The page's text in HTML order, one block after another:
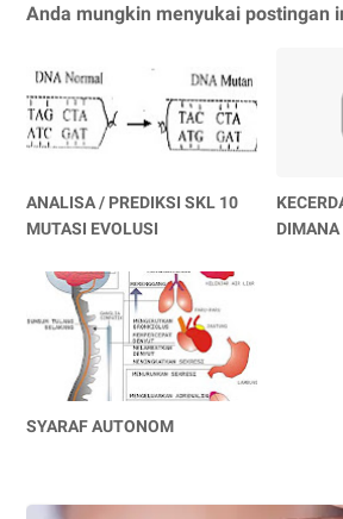
Anda mungkin menyukai postingan
ANALISA / PREDIKSI SKL 10
MUTASI EVOLUSI
DIMANA
SYARAF AUTONOM